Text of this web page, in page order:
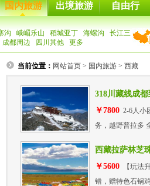
国内旅游 出境旅游 自由行
沟 峨嵋乐山 稻城亚丁 海螺沟
长江三
成都周边 四川其他 更多
当前位置： 网站首页 > 国内旅游 > 西藏
318川藏线成
￥7800 2-6人小
务，越野普拉多
西藏拉萨林芝
￥5600 【玩法
错，赠特色石锅